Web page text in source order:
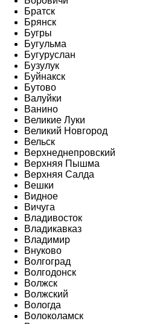
Братск
Брянск
Бугры
Бугульма
Бугуруслан
Бузулук
Буйнакск
Бутово
Валуйки
Ванино
Великие Луки
Великий Новгород
Вельск
Верхнеднепровский
Верхняя Пышма
Верхняя Салда
Вешки
Видное
Вичуга
Владивосток
Владикавказ
Владимир
Внуково
Волгоград
Волгодонск
Волжск
Волжский
Вологда
Волоколамск